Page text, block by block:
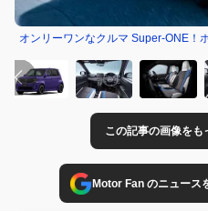
オンリーワンなクルマ Super-ONE！
この記事の画像をも
Motor Fan のニュース